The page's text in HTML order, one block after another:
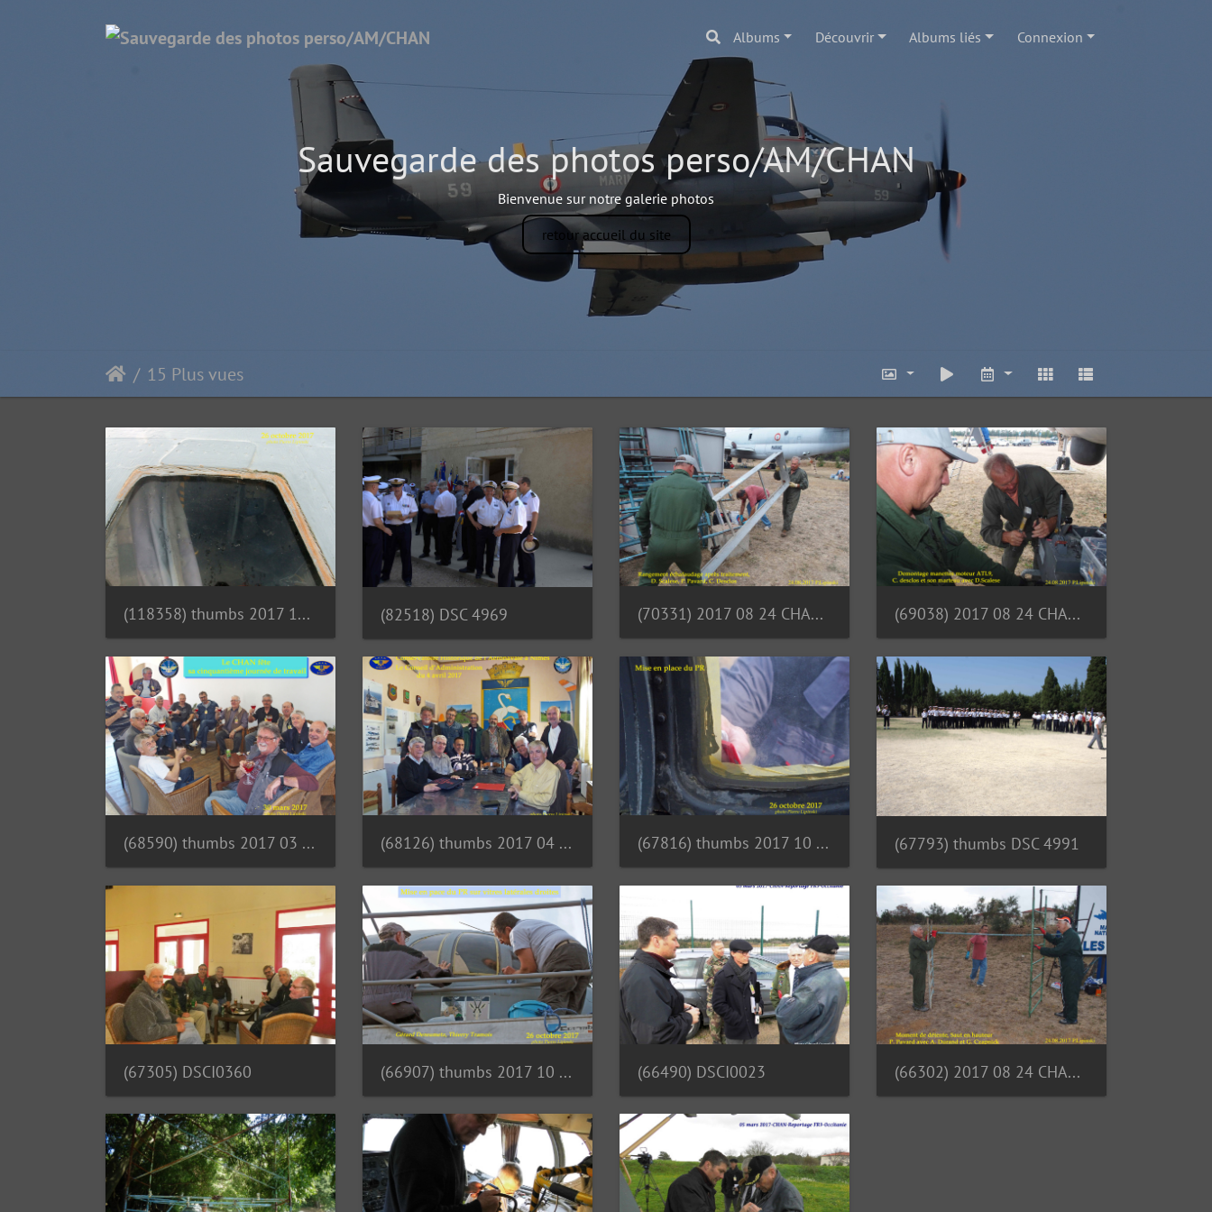
Albums Découvrir Albums liés Connexion
Sauvegarde des photos perso/AM/CHAN
Bienvenue sur notre galerie photos
retour accueil du site
15 Plus vues
(118358) thumbs 2017 10 26 CHAN-PL ATL31 4694 Vitre avant droite Ancien joint (82518) DSC 4969 (70331) 2017 08 24 CHAN-PL ATL31 P8243688 TxL Rangement echafaudage apres traitement C. Desclos D. Scalese P. Pavard (69038) 2017 08 24 CHAN-PL ATL31 P8243641 TxL Demontage manettes moteur ATL9 Charly et son marteau avec D.Scalese
(68590) thumbs 2017 03 30 CHAN-PL 8378 Le CHAN fe te sa cinquantie me journe e de travail (68126) thumbs 2017 04 04 CHAN-PL Le Conseil d administration 8477 Sit (67816) thumbs 2017 10 26 CHAN-PL ATL31 4722 Vitre laterale droite Mise en place du PR (67793) thumbs DSC 4991
(67305) DSCI0360 (66907) thumbs 2017 10 26 CHAN-PL ATL31 4737 Mise en place du PR sur vitres laterales droites G. Dereumetz T. TRamois (66490) DSCI0023 (66302) 2017 08 24 CHAN-PL ATL31 P8243644 TxL Moment de detente Saut en hauteur P. Pavard avec Zap et A. Durand